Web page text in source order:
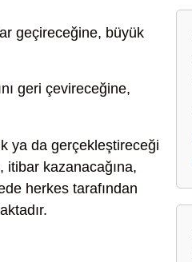
geçireceğine, büyük
geri çevireceğine,
ya da gerçekleştireceği
kazanacağına,
herkes tarafından